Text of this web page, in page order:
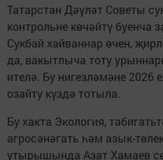
Татарстан Дәүләт Советы
контрольне көчәйтү буенча
Сукбай хайваннар өчен,
да, вакытлыча тоту
ителә. Бу нигезләмәне
озайту күздә тотыла.
Бу хакта Экология,
агросәнәгать һәм азык-
утырышында Азат Хамаев